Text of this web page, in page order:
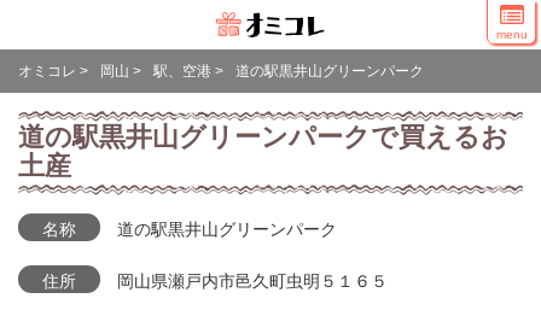
menu
オミコレ > 岡山 > 駅、空港 > 道の駅黒井山グリーンパーク
道の駅黒井山グリーンパークで買えるお
土産
名称 道の駅黒井山グリーンパーク
住所 岡山県瀬戸内市邑久町虫明５１６５